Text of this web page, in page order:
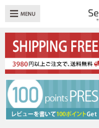
：透明扉 引き出し LED
へ戻る
品一覧